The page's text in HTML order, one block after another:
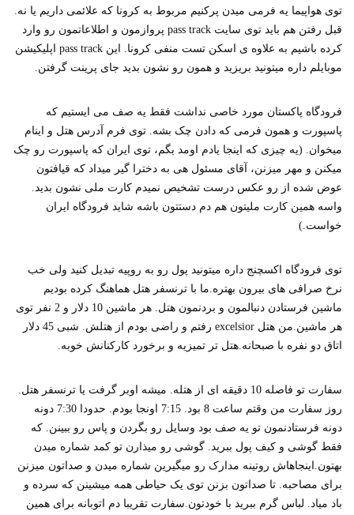
توی هواپیما یه فرمی میدن پرکنیم مربوط به کرونا که علائمی داریم یا نه.
قبل رفتن هم باید توی سایت pass track پروازمون و اطلاعاتمون رو وارد
کرده باشیم به علاوه ی اسکن تست منفی کرونا. این pass track اپلیکیشن
موبایلم داره میتونید بریزید و همون رو نشون بدید جای پرینت گرفتن.
فرودگاه پاکستان مورد خاصی نداشت فقط یه صف می ایستیم که
پاسپورت و همون فرمی که دادن چک بشه. توی فرم آدرس هتل و اینام
میخوان. (یه چیزی که اینجا یادم اومد بگم، توی ایران که پاسپورت رو چک
میکنن و مهر میزنن، آقای مسئول هی به دخترا گیر میداد که قیافتون
عوض شده از رو عکس درست تشخیص نمیدم کارت ملی نشون بدید.
واسه همین کارت ملیتون هم دم دستتون باشه شاید فرودگاه ایران
خواست.)
توی فرودگاه اکسچنج داره میتونید پول رو به روپیه تبدیل کنید ولی خب
نرخ صرافی های بیرون بهتره.ما با ترنسفر هتل هماهنگ کرده بودیم
ماشین فرستادن دنبالمون و بردنمون هتل. هر ماشین 10 دلار و 2 نفر توی
هر ماشین.من هتل excelsior رفتم و راضی بودم از هتلش. شبی 45 دلار
اتاق دو نفره با صبحانه.هتل تر تمیزیه و برخورد کارکنانش خوبه.
سفارت تو فاصله 10 دقیقه ای از هتله. میشه اوبر گرفت یا ترنسفر هتل.
روز سفارت من وقتم ساعت 8 بود. 7:15 اونجا بودم. حدودا 7:30 دونه
دونه فرستادنمون تو یه صف بود وسایل رو بگردن و پاس رو ببینن. که
فقط گوشی و کیف پول ببرید. گوشی رو میذارن تو کمد شماره میدن
بهتون.اینجاهاش روتینه مدارک رو میگیرین شماره میدن و صداتون میزنن
برای مصاحبه. تا صداتون بزنن توی یک حیاطی همه میشینن که سرده و
باد میاد. لباس گرم ببرید با خودتون.سفارت تقریبا دم اتوبانه برای همین